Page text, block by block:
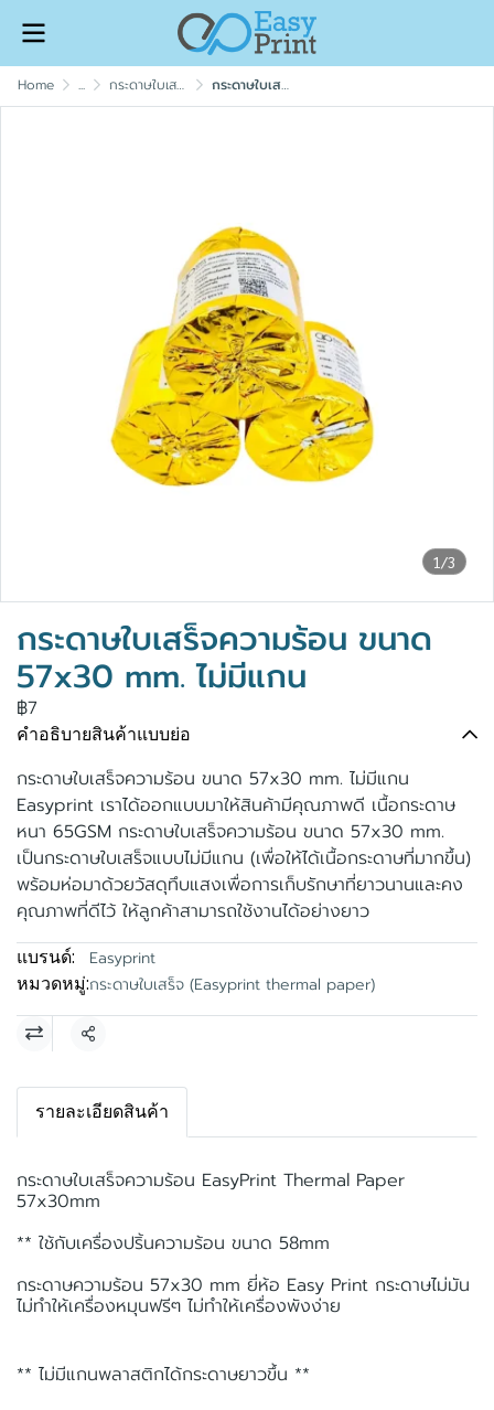
Home ... กระดาษใบเสร็จ (Easyprint thermal paper) กระดาษใบเสร็จความร้อน ขนาด 57x30 mm. ไม่มีแกน
1/3
กระดาษใบเสร็จความร้อน ขนาด
57x30 mm. ไม่มีแกน
฿7
คำอธิบายสินค้าแบบย่อ
กระดาษใบเสร็จความร้อน ขนาด 57x30 mm. ไม่มีแกน
Easyprint เราได้ออกแบบมาให้สินค้ามีคุณภาพดี เนื้อกระดาษ
หนา 65GSM กระดาษใบเสร็จความร้อน ขนาด 57x30 mm.
เป็นกระดาษใบเสร็จแบบไม่มีแกน (เพื่อให้ได้เนื้อกระดาษที่มากขึ้น)
พร้อมห่อมาด้วยวัสดุทึบแสงเพื่อการเก็บรักษาที่ยาวนานและคง
คุณภาพที่ดีไว้ ให้ลูกค้าสามารถใช้งานได้อย่างยาว
แบรนด์: Easyprint
หมวดหมู่:กระดาษใบเสร็จ (Easyprint thermal paper)
แชร์
รายละเอียดสินค้า
กระดาษใบเสร็จความร้อน EasyPrint Thermal Paper
57x30mm
** ใช้กับเครื่องปริ้นความร้อน ขนาด 58mm
กระดาษความร้อน 57x30 mm ยี่ห้อ Easy Print กระดาษไม่มัน
ไม่ทำให้เครื่องหมุนฟรีๆ ไม่ทำให้เครื่องพังง่าย
** ไม่มีแกนพลาสติกได้กระดาษยาวขึ้น **